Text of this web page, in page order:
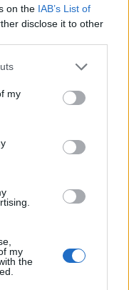
on the IAB’s List of
disclose it to other
my
my
the